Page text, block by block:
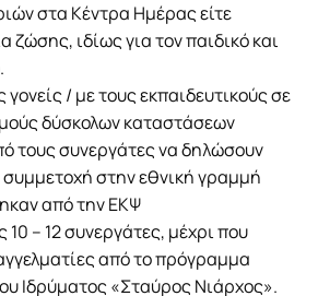
στα Κέντρα Ημέρας είτε
ζώσης, ιδίως για τον παιδικό και
/ με τους εκπαιδευτικούς σε
δύσκολων καταστάσεων
τους συνεργάτες να δηλώσουν
στην εθνική γραμμή
από την ΕΚΨ
– 12 συνεργάτες, μέχρι που
από το πρόγραμμα
Ιδρύματος «Σταύρος Νιάρχος».